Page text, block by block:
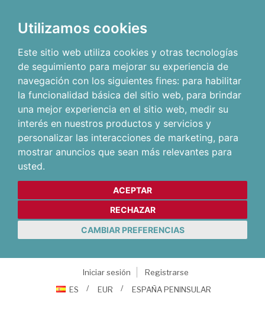
Utilizamos cookies
Este sitio web utiliza cookies y otras tecnologías
de seguimiento para mejorar su experiencia de
navegación con los siguientes fines: para habilitar
la funcionalidad básica del sitio web, para brindar
una mejor experiencia en el sitio web, medir su
interés en nuestros productos y servicios y
personalizar las interacciones de marketing, para
mostrar anuncios que sean más relevantes para
usted.
ACEPTAR
RECHAZAR
CAMBIAR PREFERENCIAS
Iniciar sesión
Registrarse
ES
EUR ESPAÑA PENINSULAR